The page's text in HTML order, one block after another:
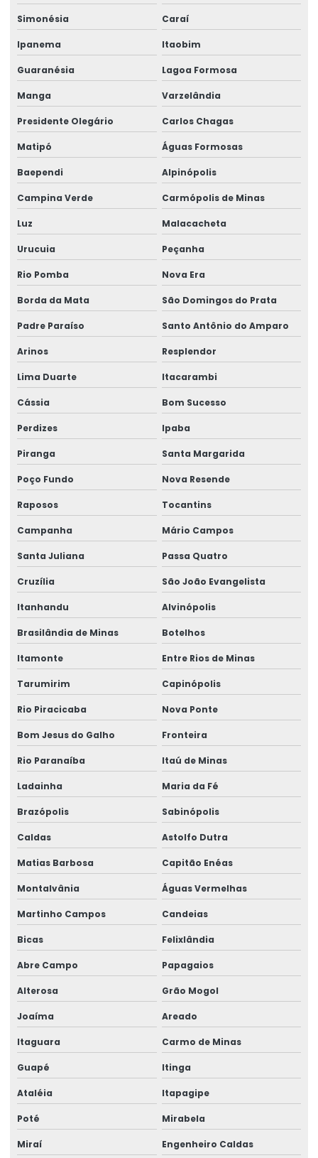
Talha Elétrica Para Elevação
Talha Elétrica Para Içamento De Cargas
Talha Elétrica Para Indústria Alimentícia
Talha Elétrica Para Indústrias Diversas
Talha Elétrica Para Movimentação De Cargas
Talha elétrica para ponte rolante
Talha Elétrica Resistente A Corrosão Para Indústria
Talha Fixa Aço Carbono
Talha Fixa Aço Carbono Aplicações Industriais
Talha Fixa Aço Carbono Preço
Talha Fixa Duplaviga Para Indústrias
Talha Fixa Para Cargas Extrema
Talha Fixa Para Indústria Pesada
Talha Fixa Para Projetos De Engenharia Pesada
Talha Motorizada Para Pontes Rolantes Duplaviga
Talha Nova Com Inversor De Frequência
Talha Para Ambientes Com Restrição De Altura
Talha Univiga Com Monitoramento
Talhas elétricas de cabo de aço
Talhas elétricas de cabo de aço swf
Treinamento De Operação Com Talhas Elétricas
Treinamento De Pontes Rolantes
Treinamento Em Segurança De Elevadores
Treinamento para operadores de ponte rolante
Treinamento de ponte rolante
Trilhos para pontes rolantes
Trilhos de rolamento para pontes rolantes
Trole Elétrico
Trole Elétrico Para Produção E Montagem
Trole Motorizado Para Talha
Venda de talha elétrica
Venda de talha elétrica de grau alimentício
Venda de talha elétrica para usina hidrelétrica
Simonésia Caraí
Ipanema Itaobim
Guaranésia Lagoa Formosa
Manga Varzelândia
Presidente Olegário Carlos Chagas
Matipó Águas Formosas
Baependi Alpinópolis
Campina Verde Carmópolis de Minas
Luz Malacacheta
Urucuia Peçanha
Rio Pomba Nova Era
Borda da Mata São Domingos do Prata
Padre Paraíso Santo Antônio do Amparo
Arinos Resplendor
Lima Duarte Itacarambi
Cássia Bom Sucesso
Perdizes Ipaba
Piranga Santa Margarida
Poço Fundo Nova Resende
Raposos Tocantins
Campanha Mário Campos
Santa Juliana Passa Quatro
Cruzília São João Evangelista
Itanhandu Alvinópolis
Brasilândia de Minas Botelhos
Itamonte Entre Rios de Minas
Tarumirim Capinópolis
Rio Piracicaba Nova Ponte
Bom Jesus do Galho Fronteira
Rio Paranaíba Itaú de Minas
Ladainha Maria da Fé
Brazópolis Sabinópolis
Caldas Astolfo Dutra
Matias Barbosa Capitão Enéas
Montalvânia Águas Vermelhas
Martinho Campos Candeias
Bicas Felixlândia
Abre Campo Papagaios
Alterosa Grão Mogol
Joaíma Areado
Itaguara Carmo de Minas
Guapé Itinga
Ataléia Itapagipe
Poté Mirabela
Miraí Engenheiro Caldas